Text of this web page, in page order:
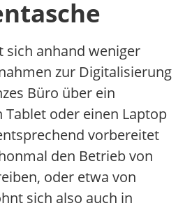
sich anhand weniger
zur Digitalisierung
Büro über ein
Tablet oder einen Laptop
vorbereitet
den Betrieb von
oder etwa von
sich also auch in